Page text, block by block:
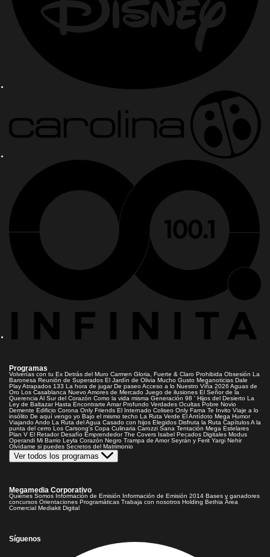
Programas
Volverías con tu Ex Detrás del Muro Carmen Gloria, Fuerte & Claro Prohibida Obsesión La
Baronesa Reunión de Superados El Jardín de Olivia Mucho Gusto Meganoticias Dale
PlayAtrapados 133 La hora de jugar De paseoAcceso a lo Nuestro Viña 2026 Aguas de
Oro Los Casablanca Nuevo Amores de Mercado Juego de ilusiones El Señor de la
Querencia Al Sur del Corazón Como la vida misma Generación 98 ' Hijos del Desierto La
Ley de Baltazar Hasta Encontrarte Amar Profundo Verdades Ocultas Pobre Novio
Demente Edificio Corona Only Friends El Internado Coliseo Only Fama Te Invito Viaje a lo
insólito De aquí vengo yo Bajo el mismo techo La Ruta Verde El Antídoto Mega Humor
Viajando Ando La Ruta del Agua Casado con hijos Elegidos Disfruta la Ruta CapítulosA la
punta del cerro Los Carsong's Copa Culinaria Carozzi Sana Tentación Mega Estelares
Plan V El Retador Desafío Emprendedor The Covers Isabel Pecados Digitales Modus
Operandi Mi Barrio Leyla Corazón Negro Trampa de Amor Seyrán y Ferit Yargi Nehir
Olvídame si puedes Secretos del Matrimonio
Ver todos los programas
Megamedia Corporativo
Quienes Somos Información de Emisión Información de Emisión 2014 Bases y ganadores
concursos Orientaciones Programáticas Trabaja con nosotros Holding Bethia Área
Comercial Mediakit Digital
Síguenos